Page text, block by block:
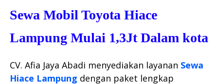
Sewa Mobil Toyota Hiace
Lampung Mulai 1,3Jt Dalam kota
CV. Afia Jaya Abadi menyediakan layanan Sewa
Hiace Lampung dengan paket lengkap